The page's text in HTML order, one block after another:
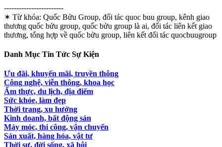
------------------------
✶ Từ khóa: Quốc Bửu Group, đối tác quoc buu group, kênh giao
thương quốc bửu group, quốc bửu group là ai, đối tác liên kết giao
thương, tổng hợp về quốc bửu group, liên kết đối tác quocbuugroup
Danh Mục Tin Tức Sự Kiện
Ưu đãi, khuyến mãi, truyền thông
Công nghệ, viễn thông, khoa học
Ẩm thực, du lịch, địa điểm
Sức khỏe, làm đẹp
Thời trang, xu hướng
Kinh doanh, bất động sản
Máy móc, thi công, vận chuyển
Sản xuất, hàng hóa, vật tư
Thời sự, đời sống, xã hội